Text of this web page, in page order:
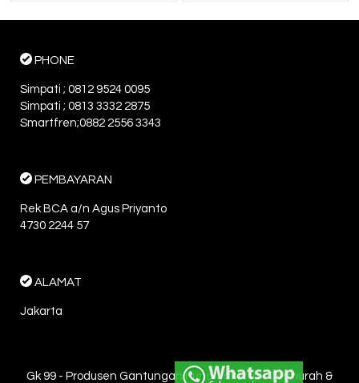
PHONE
Simpati ; 0812 9524 0095
Simpati ; 0813 3332 2875
Smartfren;0882 2556 3343
PEMBAYARAN
Rek BCA a/n Agus Priyanto
4730 2244 57
ALAMAT
Jakarta
Gk 99 - Produsen Gantungan Kunci Jakarta - Termurah &